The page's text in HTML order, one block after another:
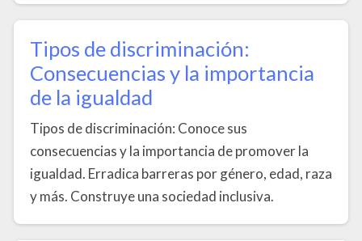
Tipos de discriminación:
Consecuencias y la importancia
de la igualdad
Tipos de discriminación: Conoce sus
consecuencias y la importancia de promover la
igualdad. Erradica barreras por género, edad, raza
y más. Construye una sociedad inclusiva.